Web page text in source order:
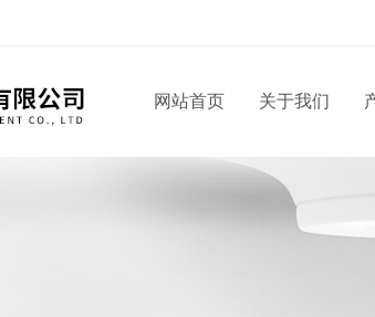
网站首页 关于我们